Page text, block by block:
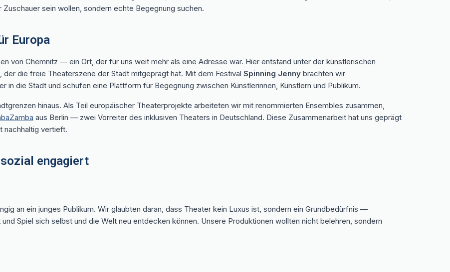
sein wollen, sondern echte Begegnung suchen.
Europa
von Chemnitz — ein Ort, der für uns weit mehr als eine Adresse war. Hier entstand unter der künstlerischen
der die freie Theaterszene der Stadt mitgeprägt hat. Mit dem Festival Spinning Jenny brachten wir
die Stadt und schufen eine Plattform für Begegnung zwischen Künstlerinnen, Künstlern und Publikum.
hinaus. Als Teil europäischer Theaterprojekte arbeiteten wir mit renommierten Ensembles zusammen,
aus Berlin — zwei Vorreiter des inklusiven Theaters in Deutschland. Diese Zusammenarbeit hat uns geprägt
nachhaltig vertieft.
engagiert
an ein junges Publikum. Wir glaubten daran, dass Theater kein Luxus ist, sondern ein Grundbedürfnis —
Spiel sich selbst und die Welt neu entdecken können. Unsere Produktionen wollten nicht belehren, sondern